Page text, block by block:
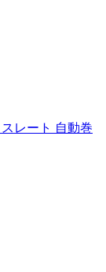
レート 自動巻